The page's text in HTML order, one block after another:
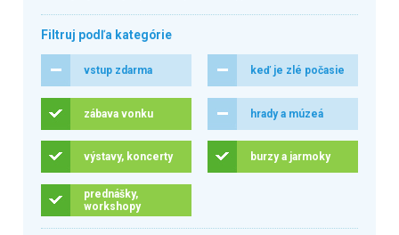
Filtruj podľa kategórie
vstup zdarma keď je zlé počasie
zábava vonku hrady a múzeá
výstavy, koncerty burzy a jarmoky
prednášky,
workshopy